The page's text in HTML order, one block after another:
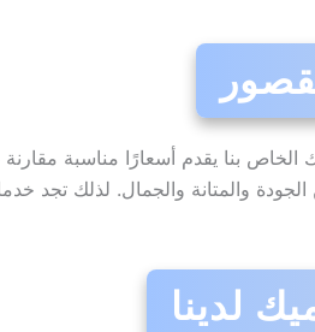
الخاص بنا يقدم أسعارًا مناسبة
والمتانة والجمال. لذلك تجد
لدينا